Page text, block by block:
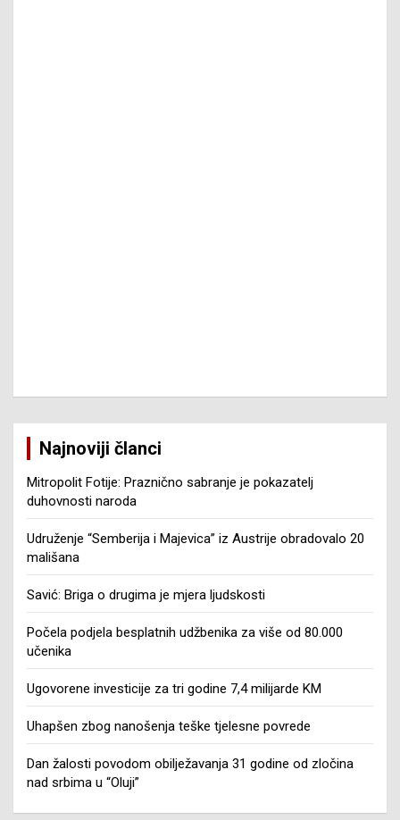
Najnoviji članci
Mitropolit Fotije: Praznično sabranje je pokazatelj
duhovnosti naroda
Udruženje “Semberija i Majevica” iz Austrije obradovalo 20
mališana
Savić: Briga o drugima je mjera ljudskosti
Počela podjela besplatnih udžbenika za više od 80.000
učenika
Ugovorene investicije za tri godine 7,4 milijarde KM
Uhapšen zbog nanošenja teške tjelesne povrede
Dan žalosti povodom obilježavanja 31 godine od zločina
nad srbima u “Oluji”